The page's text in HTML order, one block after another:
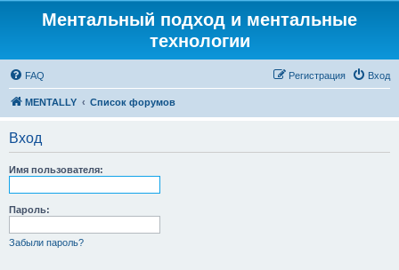
Ментальный подход и ментальные
технологии
FAQ Вход
Регистрация
MENTALLY Список форумов
Вход
Имя пользователя:
Пароль:
Забыли пароль?